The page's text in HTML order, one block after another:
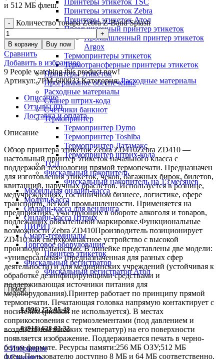
Принтеры этикеток TSC
Принтеры этикеток Zebra
Принтеры этикеток Атол
Промышленный принтер этикеток
Промышленный принтер этикеток
Argox
Термопринтеры этикеток
Термотрансферные принтеры этикеток
Принтеры этикеток
Программное обеспечение
Расходные материалы
Сканер штрих-кода
Счетчики банкнот
Термопринтер
Термопринтер Dymo
Термопринтер Toshiba
Термопринтер Датамакс
Термопринтер штрих-кода
ТСД
Фискальный накопитель
Фискальный накопитель на 15 месяцев
Мобильная онлайн-касса
МодульКасса
Онлайн-касса для вендинга
Онлайн-касса Штрих
ПИРИТ
Смарт-терминалы
Торговое оборудование
Принтер этикеток
Фискальный регистратор
Фискальный регистратор Атол
Поиск
8 (996) 252-05-49
8 (918) 628-83-32
0Избранное
0 Сравнить
и 512 МБ флеш.
Количество товара Zebra Z-Band Splash
В корзину Buy now
Сравнить
Добавить в избранное
9 People watching this product now!
Артикул:7РМ-600033Категория: Расходные материалы
Описание
Отзывы (0)
Доставка и оплата
Описание
Обзор принтера этикеток Zebra ZD410Zebra ZD410 —
настольный принтер этикеток начального класса с
поддержкой технологии прямой термопечати. Предназначен
для изготовления этикеток, чеков, багажных бирок, билетов,
квитанций, наручных браслетов. Используется в рознице,
медучреждениях, гостиничном бизнесе, логистике, сфере
транспорта, легкой промышленности. Применяется на
предприятиях, участвующих в обороте алкоголя и товаров,
подлежащих обязательной маркировке.Функциональные
возможности Zebra ZD410Производитель позиционирует
ZD410 как сверхкомпактное устройство с высокой
производительностью. В линейке представлены две модели:
«универсальная» (предназначенная для разных сфер
деятельности) и для медицинских учреждений (устойчивая к
обработке дезинфицирующими средствами и
поддерживающая источники питания для
медоборудования).Принтер работает по принципу прямой
термопечати. Печатающая головка напрямую контактирует с
носителем (риббон не используется). В местах
соприкосновения с термоэлементами (под давлением и
воздействием высоких температур) на его поверхности
появляется изображение. Поддерживается печать в черно-
белом формате. Ресурсы памяти:256 МБ ОЗУ;512 МБ
флеш.Пользователю доступно 8 МБ и 64 МБ соответственно.